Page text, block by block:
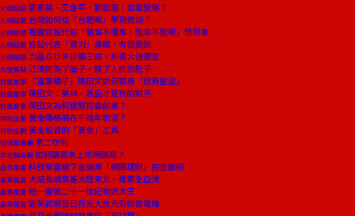
火線話題 劉泰英、王金平、劉松藩，誰最受傷？
火線話題 台灣如何從「台肥案」學到教訓？
火線話題 揭露官股代表「董事不懂事，監事不監視」怪現象
火線話題 官股代表「賣力」兼職，有話要說
火線話題 力晶ＧＤＲ折價三成，外資大撿便宜
大陸焦點 江澤民為了面子，餓了人民的肚子
封面故事 「富豪驕子」陳田文如何變身「證券藍波」
封面故事 陳田文：美林、高盛才是我的對手
封面故事 陳田文為何還堅持要創業？
特別企劃 黃金價格將在千禧年復活？
特別企劃 黃金投資的「黃金」工具
信懷南專欄 老二守則
李宏麟專欄 如何購買未上市網路股？
產業風雲 科技業要搶下金融業「網路理財」的金飯碗
產業風雲 大成長城奠基大陸東北、進軍全亞洲
產業風雲 統一要做二十一世紀物流大王
產業風雲 劉英武將是日月光大放光彩的發電機